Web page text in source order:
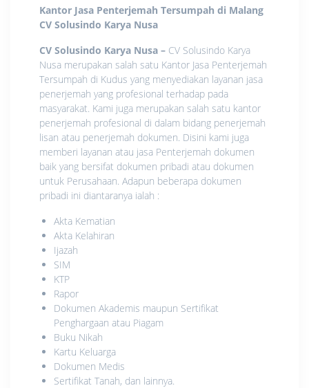
Kantor Jasa Penterjemah Tersumpah di Malang
CV Solusindo Karya Nusa
CV Solusindo Karya Nusa – CV Solusindo Karya
Nusa merupakan salah satu Kantor Jasa Penterjemah
Tersumpah di Kudus yang menyediakan layanan jasa
penerjemah yang profesional terhadap pada
masyarakat. Kami juga merupakan salah satu kantor
penerjemah profesional di dalam bidang penerjemah
lisan atau penerjemah dokumen. Disini kami juga
memberi layanan atau jasa Penterjemah dokumen
baik yang bersifat dokumen pribadi atau dokumen
untuk Perusahaan. Adapun beberapa dokumen
pribadi ini diantaranya ialah :
Akta Kematian
Akta Kelahiran
Ijazah
SIM
KTP
Rapor
Dokumen Akademis maupun Sertifikat
Penghargaan atau Piagam
Buku Nikah
Kartu Keluarga
Dokumen Medis
Sertifikat Tanah, dan lainnya.